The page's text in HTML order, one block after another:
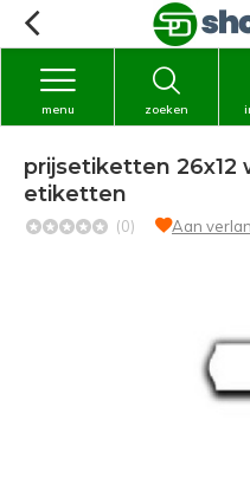
zoeken
menu
prijsetiketten 26x12
etiketten
(0) Aan